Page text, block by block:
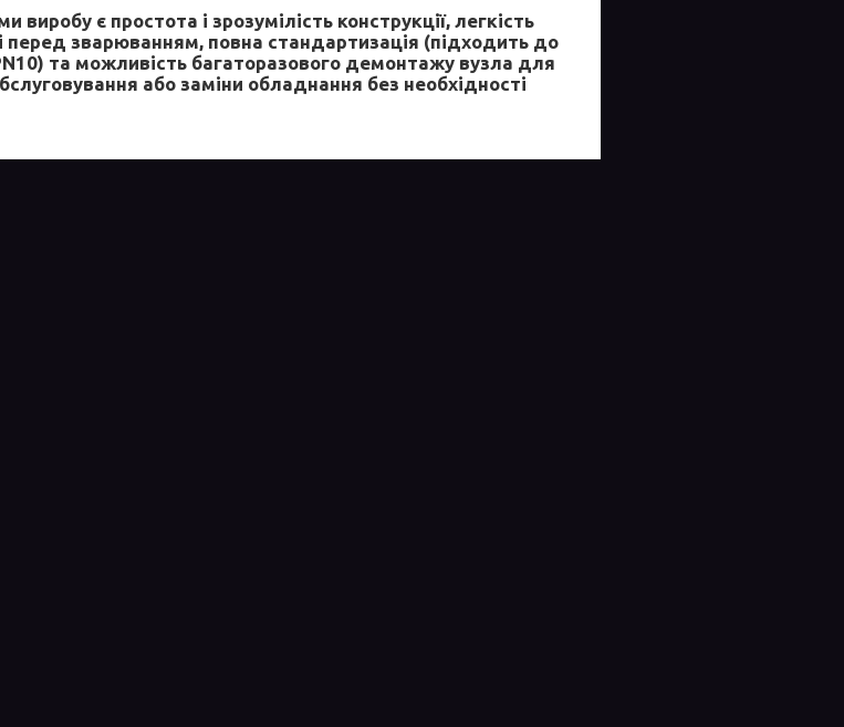
є простота і зрозумілість конструкції, легкість
перед зварюванням, повна стандартизація (підходить до
та можливість багаторазового демонтажу вузла для
або заміни обладнання без необхідності